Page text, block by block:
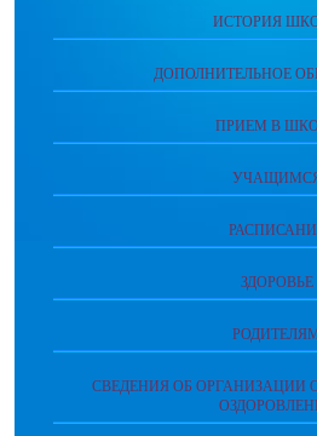
ИСТОРИЯ
ДОПОЛНИТЕЛЬНОЕ
ПРИЕМ В
ЗДОРОВЬЕ
СВЕДЕНИЯ ОБ ОРГАНИЗАЦИИ